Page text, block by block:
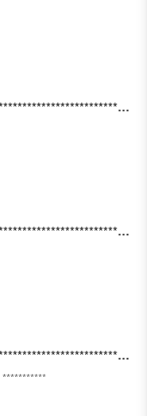
********************************************************
*******************************************************************************************************
***********************************************************************************************************************
***********